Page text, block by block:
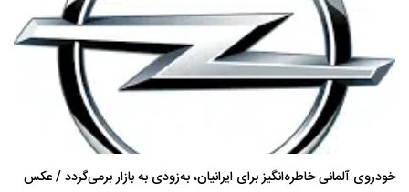
خودروی آلمانی خاطره‌انگیز برای ایرانیان، به‌زودی به بازار برمی‌گردد / عکس